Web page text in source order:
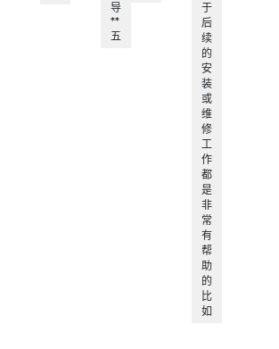
导
**
五
于
后
续
的
安
装
或
维
修
工
作
都
是
非
常
有
帮
助
的
比
如